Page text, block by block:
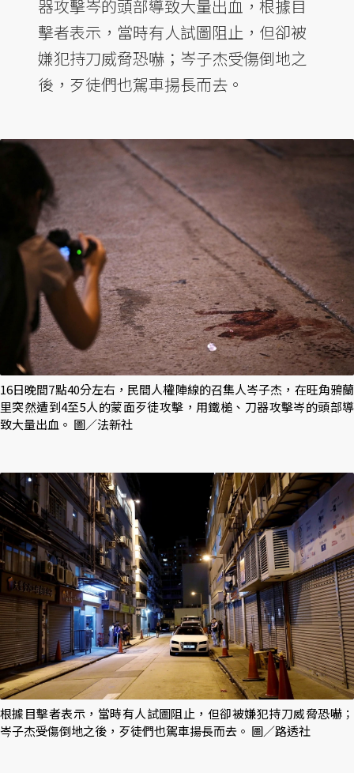
器攻擊岑的頭部導致大量出血，根據目
擊者表示，當時有人試圖阻止，但卻被
嫌犯持刀威脅恐嚇；岑子杰受傷倒地之
後，歹徒們也駕車揚長而去。
16日晚間7點40分左右，民間人權陣線的召集人岑子杰，在旺角鴉蘭
里突然遭到4至5人的蒙面歹徒攻擊，用鐵槌、刀器攻擊岑的頭部導
致大量出血。 圖／法新社
根據目擊者表示，當時有人試圖阻止，但卻被嫌犯持刀威脅恐嚇；
岑子杰受傷倒地之後，歹徒們也駕車揚長而去。 圖／路透社